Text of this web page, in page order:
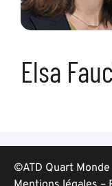
Elsa
©ATD Quart